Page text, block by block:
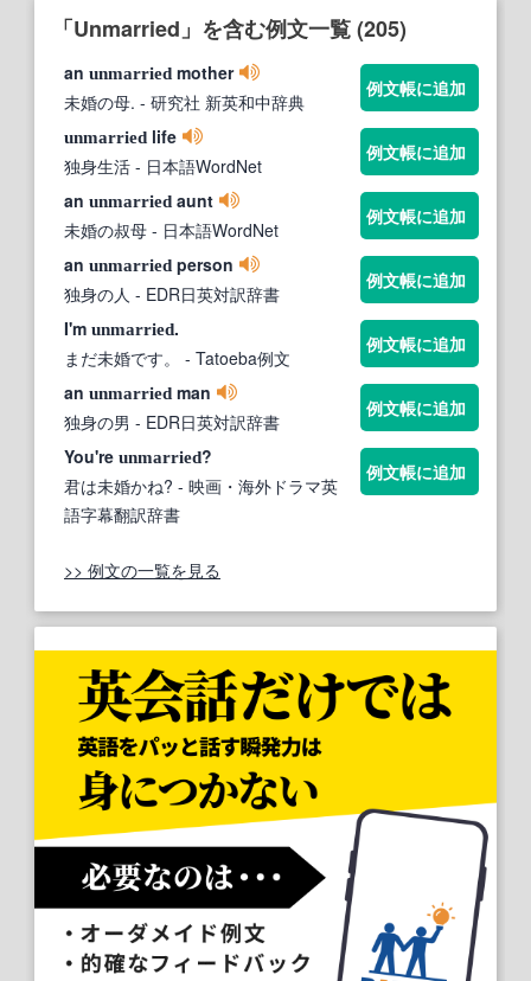
「Unmarried」を含む例文一覧 (205)
an unmarried mother
未婚の母. - 研究社 新英和中辞典
例文帳に追加
unmarried life
独身生活 - 日本語WordNet
例文帳に追加
an unmarried aunt
未婚の叔母 - 日本語WordNet
例文帳に追加
an unmarried person
独身の人 - EDR日英対訳辞書
例文帳に追加
I'm unmarried.
まだ未婚です。
- Tatoeba例文
例文帳に追加
an unmarried man
独身の男 - EDR日英対訳辞書
例文帳に追加
You're unmarried?
君は未婚かね? - 映画・海外ドラマ英
語字幕翻訳辞書
例文帳に追加
>> 例文の一覧を見る